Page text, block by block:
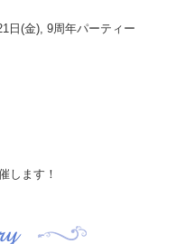
日(金), 9周年パーティー
します！